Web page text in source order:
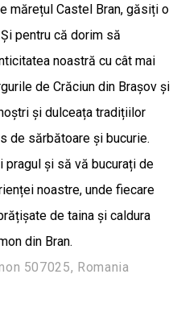
mărețul Castel Bran, găsiți o
pentru că dorim să
noastră cu cât mai
de Crăciun din Brașov și
și dulceața tradițiilor
de sărbătoare și bucurie.
pragul și să vă bucurați de
noastre, unde fiecare
de taina și caldura
din Bran.
507025, Romania